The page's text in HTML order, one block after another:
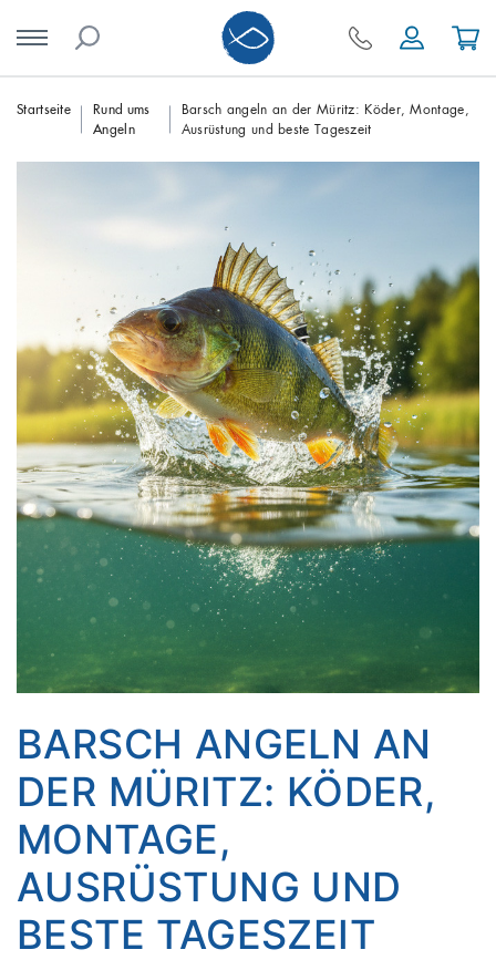
Skip
content
Startseite
Rund ums
Angeln
Barsch angeln an der Müritz: Köder, Montage,
Ausrüstung und beste Tageszeit
BARSCH ANGELN AN
DER MÜRITZ: KÖDER,
MONTAGE,
AUSRÜSTUNG UND
BESTE TAGESZEIT